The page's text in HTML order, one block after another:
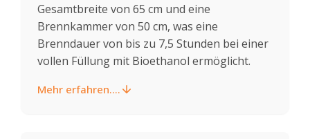
Gesamtbreite von 65 cm und eine
Brennkammer von 50 cm, was eine
Brenndauer von bis zu 7,5 Stunden bei einer
vollen Füllung mit Bioethanol ermöglicht.
Mehr erfahren....